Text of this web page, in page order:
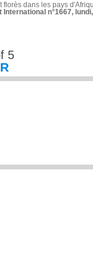
florès dans les pays
International n°1667,
5